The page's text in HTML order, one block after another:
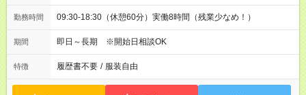
勤務時間 09:30-18:30（休憩60分）実働8時間（残業少なめ！）
期間 即日～長期 ※開始日相談OK
特徴 履歴書不要 / 服装自由